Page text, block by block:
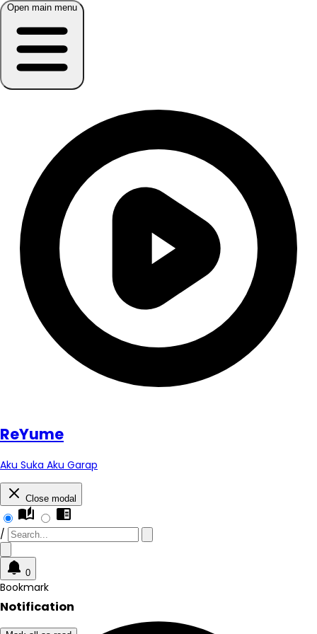
Open main menu
ReYume
Aku Suka Aku Garap
Close modal
auto_stories chrome_reader_mode
/
0
Notification
Bookmark